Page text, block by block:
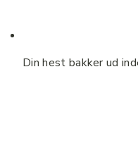
Din hest bakker ud